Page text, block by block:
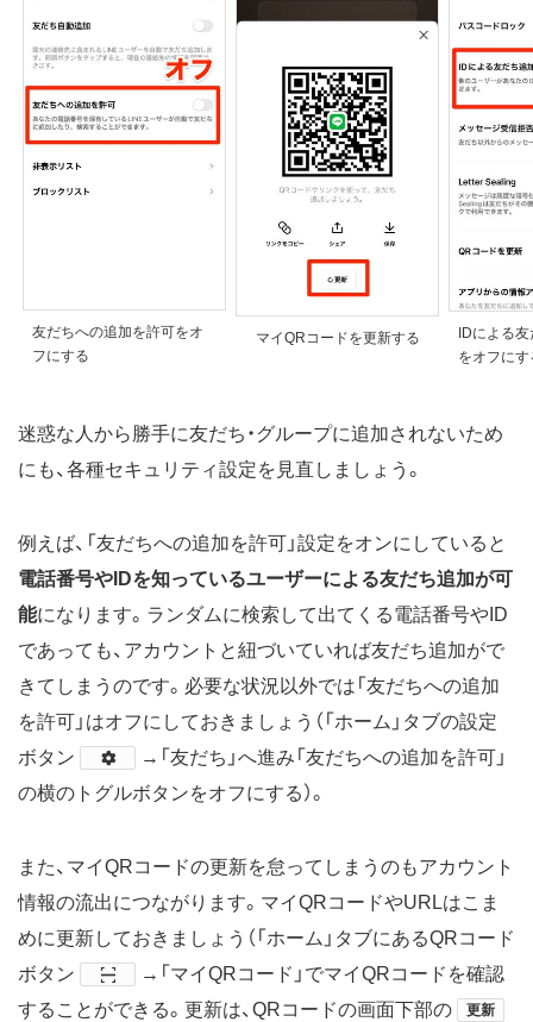
友だちへの追加を許可をオ
フにする
マイQRコードを更新する
IDによる
をオフにす
迷惑な人から勝手に友だち・グループに追加されないため
にも、各種セキュリティ設定を見直しましょう。
例えば、「友だちへの追加を許可」設定をオンにしていると
電話番号やIDを知っているユーザーによる友だち追加が可
能になります。ランダムに検索して出てくる電話番号やID
であっても、アカウントと紐づいていれば友だち追加がで
きてしまうのです。必要な状況以外では「友だちへの追加
を許可」はオフにしておきましょう（「ホーム」タブの設定
ボタン
→「友だち」へ進み「友だちへの追加を許可」
の横のトグルボタンをオフにする）。
また、マイQRコードの更新を怠ってしまうのもアカウント
情報の流出につながります。マイQRコードやURLはこま
めに更新しておきましょう（「ホーム」タブにあるQRコード
ボタン
→「マイQRコード」でマイQRコードを確認
することができる。更新は、QRコードの画面下部の
更新